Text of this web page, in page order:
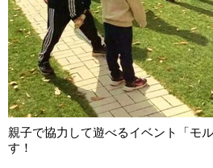
親子で協力して遊べるイベント「モ
す！